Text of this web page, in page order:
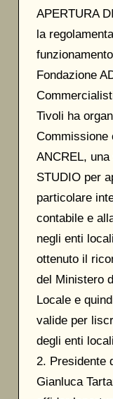
APERTURA
la
Fondazione
Tivoli ha
Commissione
ANCREL, una
STUDIO per
particolare
contabile e
negli enti
ottenuto il
del Ministero
Locale e
valide per
degli enti
2. Presidente
Gianluca